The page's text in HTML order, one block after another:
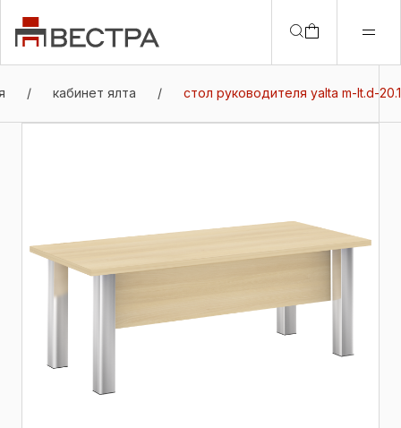
/ кабинет ялта / стол руководителя yalta m-lt.d-20.1